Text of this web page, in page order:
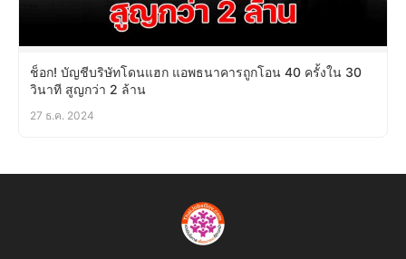
ช็อก! บัญชีบริษัทโดนแฮก แอพธนาคารถูกโอน 40 ครั้งใน 30
วินาที สูญกว่า 2 ล้าน
27 ธ.ค. 2024